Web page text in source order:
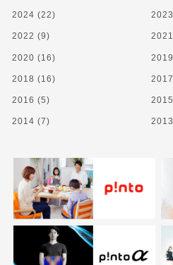
2024 (22) 2023
2022 (9) 2021
2020 (16) 2019
2018 (16) 2017
2016 (5) 2015
2014 (7) 2013